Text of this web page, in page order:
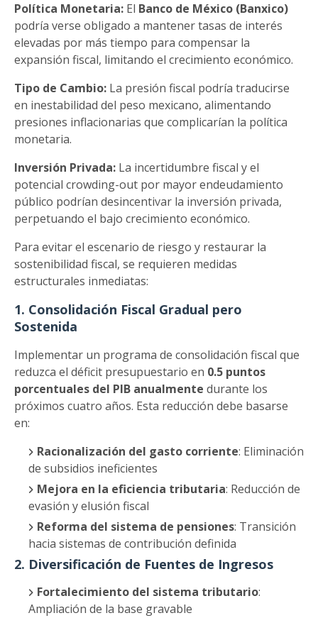
Política Monetaria: El Banco de México (Banxico)
podría verse obligado a mantener tasas de interés
elevadas por más tiempo para compensar la
expansión fiscal, limitando el crecimiento económico.
Tipo de Cambio: La presión fiscal podría traducirse
en inestabilidad del peso mexicano, alimentando
presiones inflacionarias que complicarían la política
monetaria.
Inversión Privada: La incertidumbre fiscal y el
potencial crowding-out por mayor endeudamiento
público podrían desincentivar la inversión privada,
perpetuando el bajo crecimiento económico.
Para evitar el escenario de riesgo y restaurar la
sostenibilidad fiscal, se requieren medidas
estructurales inmediatas:
1. Consolidación Fiscal Gradual pero
Sostenida
Implementar un programa de consolidación fiscal que
reduzca el déficit presupuestario en 0.5 puntos
porcentuales del PIB anualmente durante los
próximos cuatro años. Esta reducción debe basarse
en:
Racionalización del gasto corriente: Eliminación
de subsidios ineficientes
Mejora en la eficiencia tributaria: Reducción de
evasión y elusión fiscal
Reforma del sistema de pensiones: Transición
hacia sistemas de contribución definida
2. Diversificación de Fuentes de Ingresos
Fortalecimiento del sistema tributario:
Ampliación de la base gravable